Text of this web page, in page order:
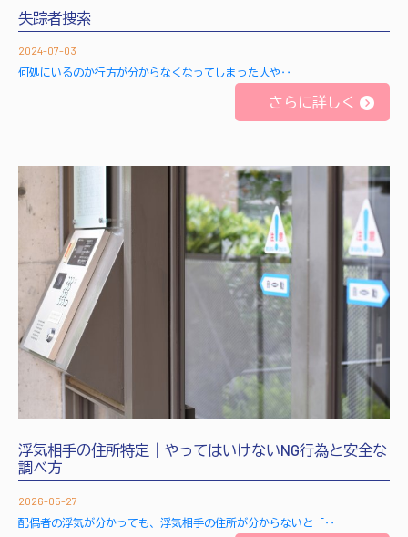
失踪者捜索
2024-07-03
何処にいるのか行方が分からなくなってしまった人や‥
さらに詳しく
浮気相手の住所特定｜やってはいけないNG行為と安全な
調べ方
2026-05-27
配偶者の浮気が分かっても、浮気相手の住所が分からないと「‥